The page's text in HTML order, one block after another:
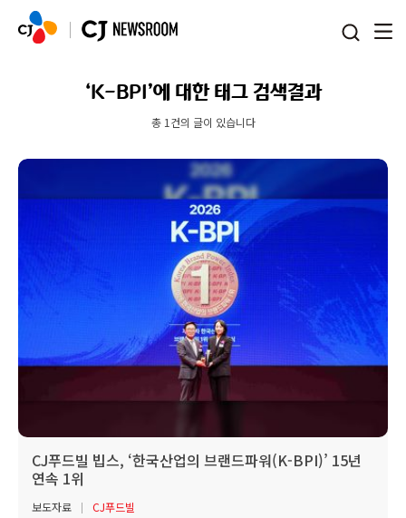
‘K-BPI’에 대한 태그 검색결과
총 1건의 글이 있습니다
CJ푸드빌 빕스, ‘한국산업의 브랜드파워(K-BPI)’ 15년
연속 1위
보도자료
CJ푸드빌